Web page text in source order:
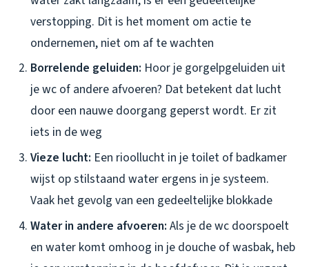
verstopping. Dit is het moment om actie te
ondernemen, niet om af te wachten
Borrelende geluiden: Hoor je gorgelpgeluiden uit
je wc of andere afvoeren? Dat betekent dat lucht
door een nauwe doorgang geperst wordt. Er zit
iets in de weg
Vieze lucht: Een rioollucht in je toilet of badkamer
wijst op stilstaand water ergens in je systeem.
Vaak het gevolg van een gedeeltelijke blokkade
Water in andere afvoeren: Als je de wc doorspoelt
en water komt omhoog in je douche of wasbak, heb